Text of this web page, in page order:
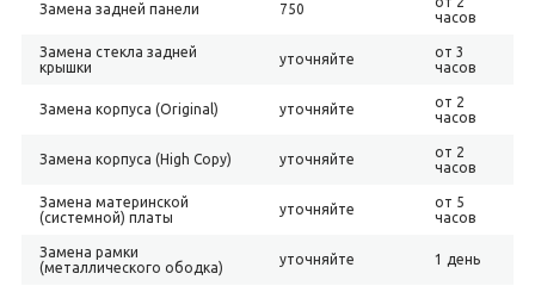
Замена задней панели 750
часов
Замена стекла задней
крышки
уточняйте
от 3
часов
Замена корпуса (Original) уточняйте
от 2
часов
Замена корпуса (High Copy) уточняйте
от 2
часов
Замена материнской
(системной) платы
уточняйте
от 5
часов
Замена рамки
(металлического ободка)
уточняйте 1 день